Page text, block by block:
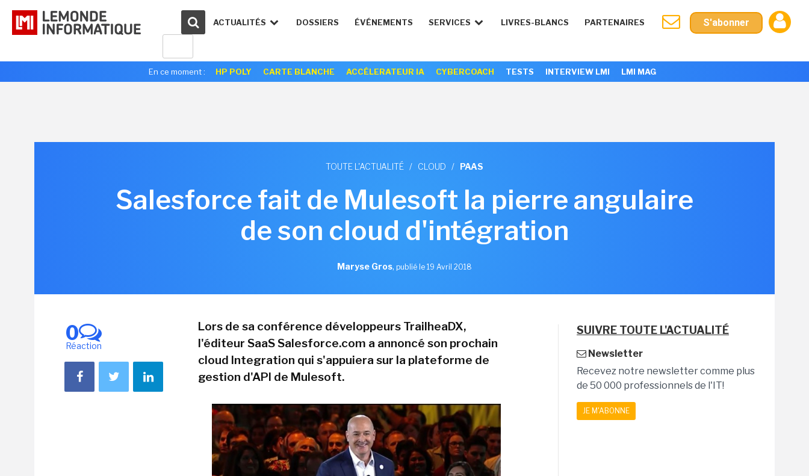
ACTUALITÉS DOSSIERS ÉVÉNEMENTS SERVICES LIVRES-BLANCS PARTENAIRES S'abonner
En ce moment : HP POLY CARTE BLANCHE ACCÉLERATEUR IA CYBERCOACH TESTS INTERVIEW LMI LMI MAG
TOUTE L'ACTUALITÉ / CLOUD / PAAS
Salesforce fait de Mulesoft la pierre angulaire
de son cloud d'intégration
Maryse Gros, publié le 19 Avril 2018
0
Réaction
Lors de sa conférence développeurs TrailheaDX,
l'éditeur SaaS Salesforce.com a annoncé son prochain
cloud Integration qui s'appuiera sur la plateforme de
gestion d'API de Mulesoft.
SUIVRE TOUTE L'ACTUALITÉ
Newsletter
Recevez notre newsletter comme plus
de 50 000 professionnels de l'IT!
JE M'ABONNE